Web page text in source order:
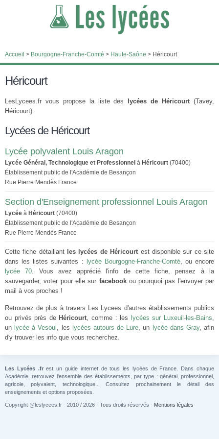
Accueil > Bourgogne-Franche-Comté > Haute-Saône > Héricourt
Héricourt
LesLycees.fr vous propose la liste des lycées de Héricourt(Tavey,
Héricourt).
Lycées de Héricourt
Lycée polyvalent Louis Aragon
Lycée Général, Technologique et Professionnel à Héricourt (70400)
Établissement public de l'Académie de Besançon
Rue Pierre Mendès France
Section d'Enseignement professionnel Louis Aragon
Lycée à Héricourt (70400)
Établissement public de l'Académie de Besançon
Rue Pierre Mendès France
Cette fiche détaillant les lycées de Héricourtest disponible sur ce site
dans les listes suivantes :
lycée Bourgogne-Franche-Comté, ou encore
lycée 70. Vous avez apprécié l'info de cette fiche, pensez à la
sauvegarder, voter pour elle sur facebookou pourquoi pas l'envoyer par
mail à vos proches !
Retrouvez de plus à travers Les Lycees d'autres établissements publics
ou privés près de Héricourt, comme : les lycées sur Luxeuil-les-Bains,
un lycée à Vesoul , les lycées autours de Lure, un lycée dans Gray, afin
d'y trouver les info que vous recherchez.
Les Lycées .frest un guide internet de tous les lycées de France. Dans chaque
Académie, retrouvez l'ensemble des établissements, par type : général, professionnel,
agricole, polyvalent, technologique... Consultez prochainement le détail des
enseignements et options proposées.
Copyright @leslycees.fr - 2010 / 2026 - Tous droits réservés - Mentions légales